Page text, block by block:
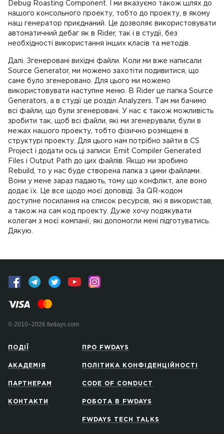
Debug Roasting Component. І ми вказуємо також шлях до
нашого консольного проекту, тобто до проекту, в якому
наш генератор приєднаний. Це дозволяє використовувати
автоматичний дебаг як в Rider, так і в студії, без
необхідності використання інших класів та методів.
Далі. Згенеровані вихідні файли. Коли ми вже написали
Source Generator, ми можемо захотіти подивитися, що
саме було згенеровано. Для цього ми можемо
використовувати наступне меню. В Rider це папка Source
Generators, а в студії це розділ Analyzers. Там ми бачимо
всі файли, що були згенеровані. У нас є також можливість
зробити так, щоб всі файли, які ми згенерували, були в
межах нашого проекту, тобто фізично розміщені в
структурі проекту. Для цього нам потрібно зайти в CS
Project і додати ось ці записи: Emit Compiler Generated
Files і Output Path до цих файлів. Якщо ми зробимо
Rebuild, то у нас буде створена папка з цими файлами.
Вони у мене зараз падають, тому що конфлікт, але воно
додає їх. Це все щодо моєї доповіді. За QR-кодом
доступне посилання на список ресурсів, які я використав,
а також на сам код проекту. Дуже хочу подякувати
колегам з моєї компанії, які допомогли мені підготуватись.
Дякую.
© 2010–2026 fwdays.com
ПОДІЇ
АКАДЕМІЯ
ПАРТНЕРАМ
КОНТАКТИ
ПРО FWDAYS
ПОЛІТИКА КОНФІДЕНЦІЙНОСТІ
CODE OF CONDUCT
РОБОТА В FWDAYS
FWDAYS TECH TALKS